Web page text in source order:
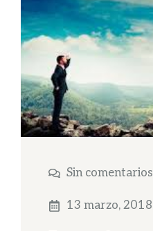
Sin comentarios
13 marzo, 2018